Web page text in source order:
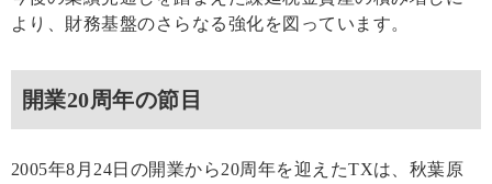
より、財務基盤のさらなる強化を図っています。
開業20周年の節目
2005年8月24日の開業から20周年を迎えたTXは、秋葉原